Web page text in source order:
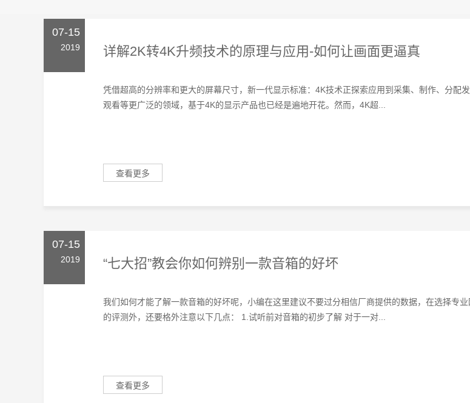
07-15
2019 详解2K转4K升频技术的原理与应用-如何让画面更逼真
凭借超高的分辨率和更大的屏幕尺寸，新一代显示标准：4K技术正探索应用到采集、制作、分配发
观看等更广泛的领域，基于4K的显示产品也已经是遍地开花。然而，4K超...
查看更多
07-15
2019 “七大招”教会你如何辨别一款音箱的好坏
我们如何才能了解一款音箱的好坏呢，小编在这里建议不要过分相信厂商提供的数据，在选择专业
的评测外，还要格外注意以下几点： 1.试听前对音箱的初步了解 对于一对...
查看更多